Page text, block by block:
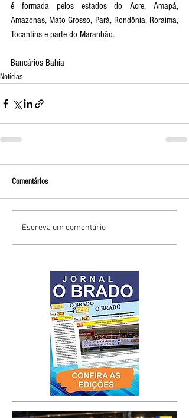
é formada pelos estados do Acre, Amapá,
Amazonas, Mato Grosso, Pará, Rondônia, Roraima,
Tocantins e parte do Maranhão.
Bancários Bahia
Notícias
Comentários
Escreva um comentário